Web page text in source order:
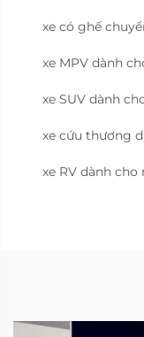
xe có ghế
xe MPV dành
xe SUV dành
xe cứu thương
xe RV dành